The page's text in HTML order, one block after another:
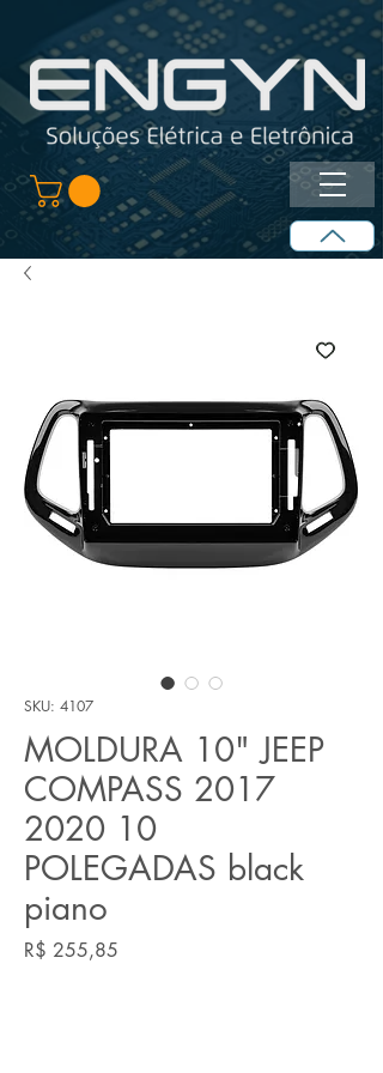
SKU: 4107
MOLDURA 10" JEEP
COMPASS 2017
2020 10
POLEGADAS black
piano
R$ 255,85